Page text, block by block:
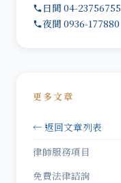
日間 04-23756755
夜間 0936-177880
更多文章
← 返回文章列表
律師服務項目
免費法律諮詢